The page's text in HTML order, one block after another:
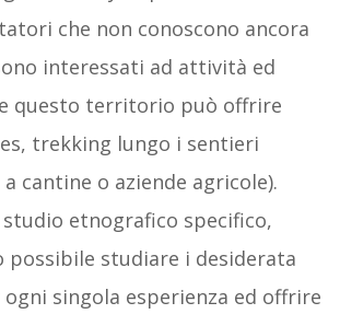
che non conoscono ancora
interessati ad attività ed
questo territorio può offrire
trekking lungo i sentieri
cantine o aziende agricole).
studio etnografico specifico,
studiare i desiderata
singola esperienza ed offrire